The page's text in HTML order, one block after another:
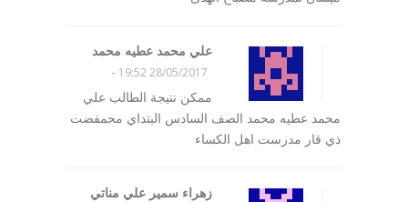
علي محمد عطيه محمد
28/05/2017 19:52
-
ممكن نتيجة الطالب علي
محمد عطيه محمد الصف السادس البتداي محمفضت
ذي قار مدرست اهل الكساء
زهراء سمير علي مناتي